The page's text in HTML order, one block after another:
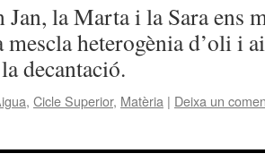
la Marta i la Sara ens
mescla heterogènia d’oli i
decantació.
, Cicle Superior, Matèria | Deixa un